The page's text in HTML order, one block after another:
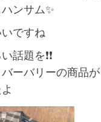
ンサム✨
ですね
題を❗️❗️
ーバリーの商品が